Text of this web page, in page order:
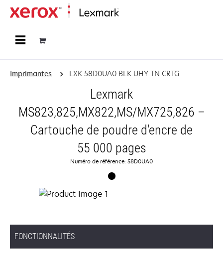
Imprimantes LXK 58D0UA0 BLK UHY TN CRTG
Lexmark
MS823,825,MX822,MS/MX725,826 –
Cartouche de poudre d'encre de
55 000 pages
Numéro de référence: 58D0UA0
FONCTIONNALITÉS